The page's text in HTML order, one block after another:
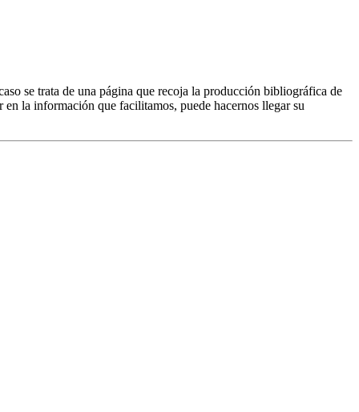
se trata de una página que recoja la producción bibliográfica de
en la información que facilitamos, puede hacernos llegar su